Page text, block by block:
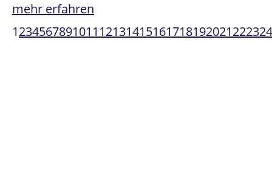
mehr erfahren
1234567891011 12131415161718192021222324